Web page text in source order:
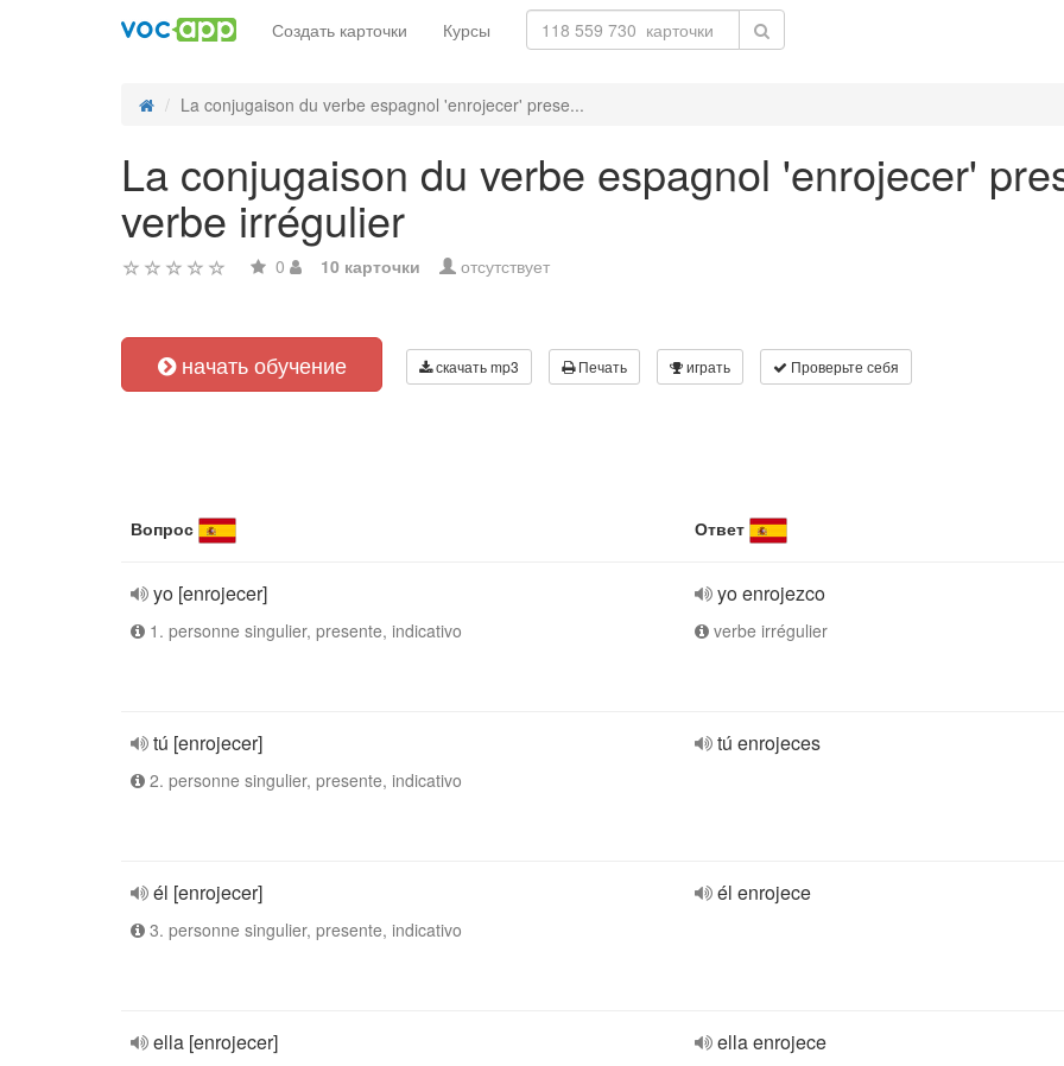
Создать карточки Курсы
La conjugaison du verbe espagnol 'enrojecer' prese...
La conjugaison du verbe espagnol 'enrojecer'
verbe irrégulier
0 10 карточки отсутствует
начать обучение скачать mp3 Печать играть Проверьте себя
Вопрос Ответ
yo [enrojecer]
1. personne singulier, presente, indicativo
yo enrojezco
verbe irrégulier
tú [enrojecer]
2. personne singulier, presente, indicativo
tú enrojeces
él [enrojecer]
3. personne singulier, presente, indicativo
él enrojece
ella [enrojecer] ella enrojece